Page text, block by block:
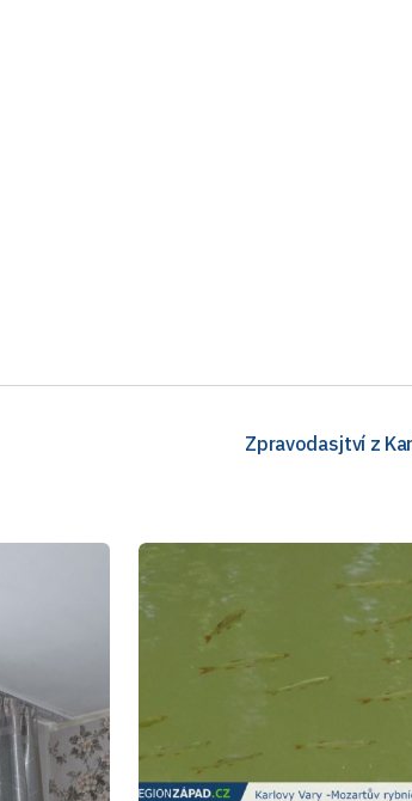
Zpravodasjtví z